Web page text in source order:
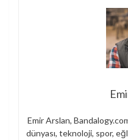
Emir Arslan,
dünyası, teknoloji, spor,